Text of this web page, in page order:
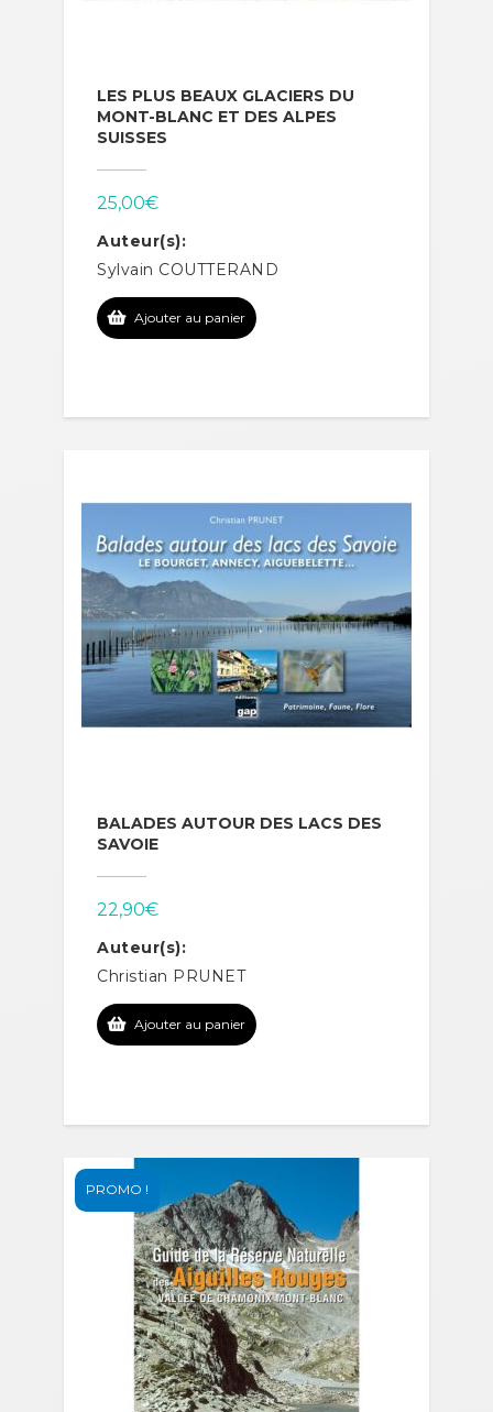
LES PLUS BEAUX GLACIERS DU
MONT-BLANC ET DES ALPES
SUISSES
25,00€
Auteur(s):
Sylvain COUTTERAND
Ajouter au panier
BALADES AUTOUR DES LACS DES
SAVOIE
22,90€
Auteur(s):
Christian PRUNET
Ajouter au panier
PROMO !